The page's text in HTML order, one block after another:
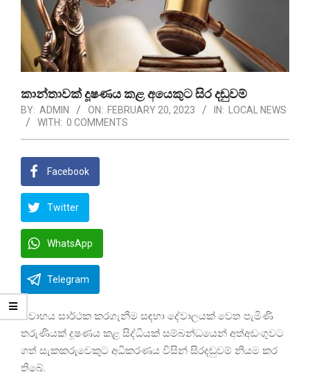
කාන්තාවක් දූෂණය කළ අයෙකුට සිර දඬුවම්
BY: ADMIN ON: FEBRUARY 20, 2023 IN:
LOCAL NEWS
WITH: 0 COMMENTS
Facebook
Twitter
WhatsApp
Telegram
විවාහය සාර්ථක කරගැනීම සඳහා දේවාලයක් වෙත පැමිණි
තරුණියක් දූෂණය කළ සිද්ධියක් සම්බන්ධයෙන් අත්අඩංගුවට
ගත් සැකකරුවෙකුට අධිකරණය විසින් සිරදඬුවම් නියම කර
තිබේ.